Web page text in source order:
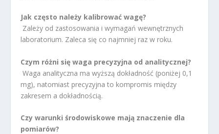
Jak często należy kalibrować wagę?
Zależy od zastosowania i wymagań wewnętrznych
laboratorium. Zaleca się co najmniej raz w roku.
Czym różni się waga precyzyjna od analitycznej?
Waga analityczna ma wyższą dokładność (poniżej 0,1
mg), natomiast precyzyjna to kompromis między
zakresem a dokładnością.
Czy warunki środowiskowe mają znaczenie dla
pomiarów?